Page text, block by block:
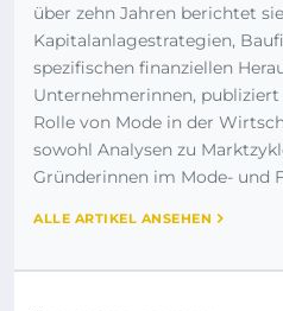
über zehn Jahren berichtet
Kapitalanlagestrategien,
spezifischen finanziellen
Unternehmerinnen,
Rolle von Mode in der
sowohl Analysen zu
Gründerinnen im Mode- und
ALLE ARTIKEL ANSEHEN